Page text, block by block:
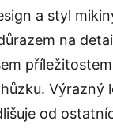
a styl
na
Výrazný
od